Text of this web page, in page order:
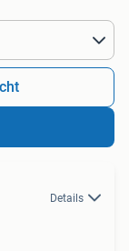
Details